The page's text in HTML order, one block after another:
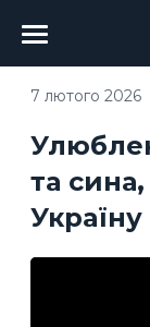
Головне
меню
та
Україну
7 лютого 2026